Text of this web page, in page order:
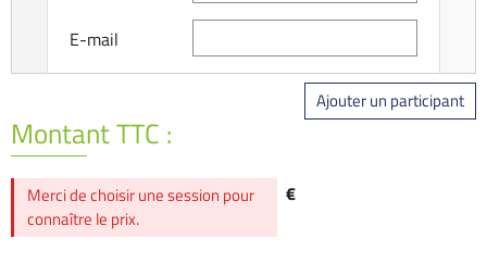
E-mail
Ajouter un participant
Montant TTC :
€
Merci de choisir une session pour
connaître le prix.